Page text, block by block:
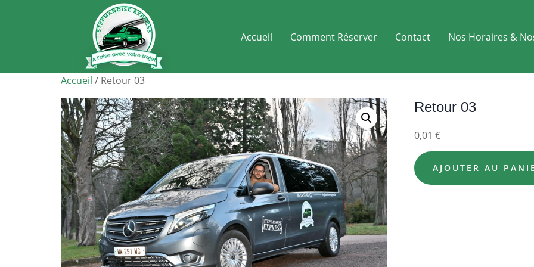
Accueil Comment Réserver Contact Nos Horaires &
Accueil / Retour 03
Retour 03
0,01 €
AJOUTER AU